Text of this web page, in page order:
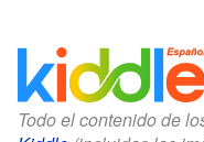
Todo el contenido de